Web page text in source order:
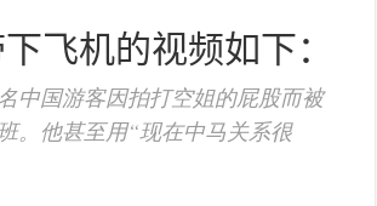
飞机的视频如下：
中国游客因拍打空姐的屁股而被
。他甚至用“现在中马关系很